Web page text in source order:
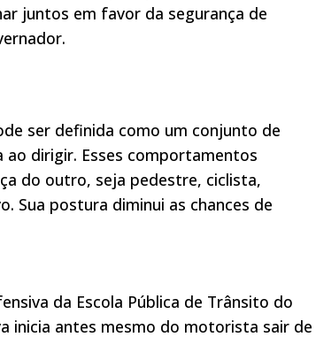
juntos em favor da segurança de
ser definida como um conjunto de
dirigir. Esses comportamentos
do outro, seja pedestre, ciclista,
Sua postura diminui as chances de
da Escola Pública de Trânsito do
inicia antes mesmo do motorista sair de